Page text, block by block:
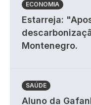
ECONOMIA
Estarreja:
Montenegro.
SAÚDE
Aluno da